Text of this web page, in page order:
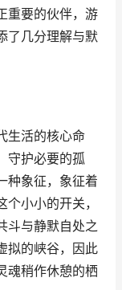
重要的伙伴，游
了几分理解与默
生活的核心命
守护必要的孤
种象征，象征着
小小的开关，
斗与静默自处之
拟的峡谷，因此
魂稍作休憩的栖